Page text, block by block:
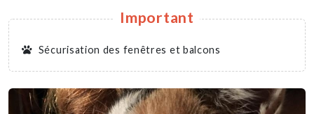
Important
Sécurisation des fenêtres et balcons